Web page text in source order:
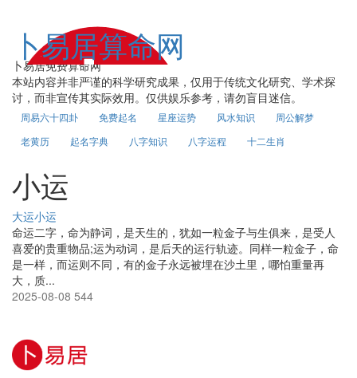
卜易居算命网
卜易居免费算命网
本站内容并非严谨的科学研究成果，仅用于传统文化研究、学术探
讨，而非宣传其实际效用。仅供娱乐参考，请勿盲目迷信。
周易六十四卦 免费起名 星座运势 风水知识
周公解梦
老黄历
起名字典 八字知识 八字运程 十二生肖
小运
大运小运
命运二字，命为静词，是天生的，犹如一粒金子与生俱来，是受人
喜爱的贵重物品;运为动词，是后天的运行轨迹。同样一粒金子，命
是一样，而运则不同，有的金子永远被埋在沙土里，哪怕重量再
大，质...
2025-08-08 544